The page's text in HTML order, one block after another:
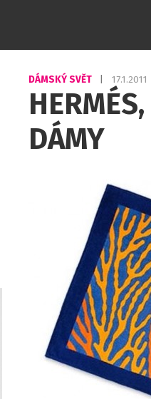
DÁMSKÝ SVĚT 17.1.2011
DÁMY